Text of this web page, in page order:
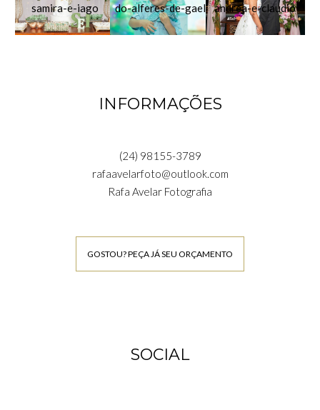
INFORMAÇÕES
(24) 98155-3789
rafaavelarfoto@outlook.com
Rafa Avelar Fotografia
GOSTOU? PEÇA JÁ SEU ORÇAMENTO
SOCIAL